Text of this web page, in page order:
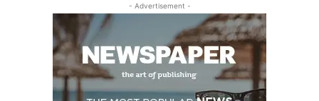
- Advertisement -